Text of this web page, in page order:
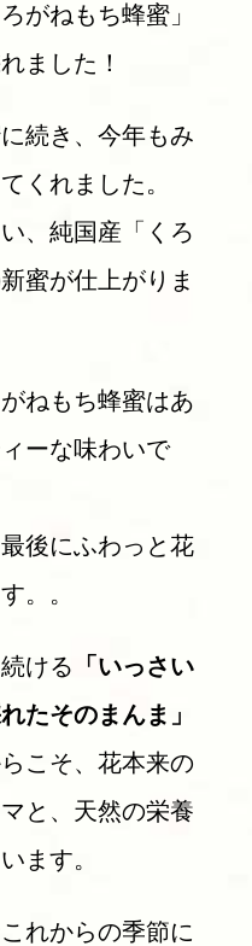
がねもち蜂蜜」
ました！
続き、今年もみ
くれました。
、純国産「くろ
蜜が仕上がりま
ねもち蜂蜜はあ
ーな味わいで
後にふわっと花
。。
ける 「いっさい
たそのまんま」
こそ、花本来の
と、天然の栄養
ます。
れからの季節に